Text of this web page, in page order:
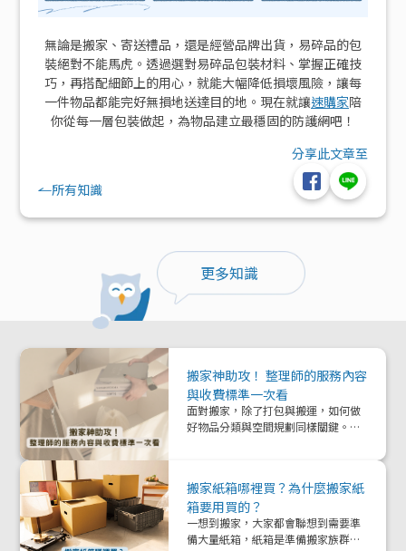
無論是搬家、寄送禮品，還是經營品牌出貨，易碎品的包
裝絕對不能馬虎。透過選對易碎品包裝材料、掌握正確技
巧，再搭配細節上的用心，就能大幅降低損壞風險，讓每
一件物品都能完好無損地送達目的地。現在就讓速購家陪
你從每一層包裝做起，為物品建立最穩固的防護網吧！
所有知識
分享此文章至
更多知識
搬家神助攻！ 整理師的服務內容
與收費標準一次看
面對搬家，除了打包與搬運，如何做
好物品分類與空間規劃同樣關鍵。本
一次解析！
搬家紙箱哪裡買？為什麼搬家紙
箱要用買的？
一想到搬家，大家都會聯想到需要準
備大量紙箱，紙箱是準備搬家族群的